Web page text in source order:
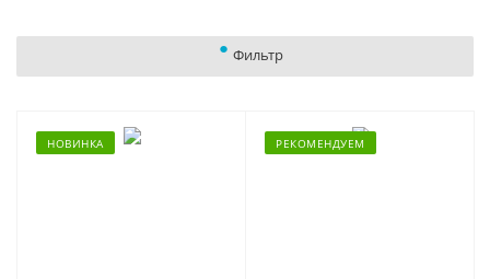
Фильтр
НОВИНКА РЕКОМЕНДУЕМ